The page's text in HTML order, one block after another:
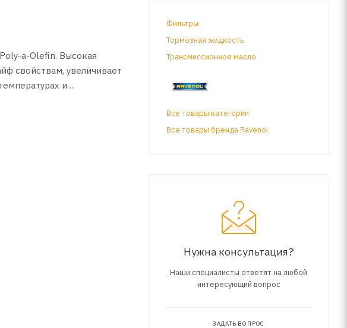
a-Olefin. Высокая
свойствам, увеличивает
и
и подвижных
Фильтры
Тормозная жидкость
Трансмиссионное масло
Все товары категории
Все товары бренда Ravenol
Нужна консультация?
Наши специалисты ответят на любой
интересующий вопрос
ЗАДАТЬ ВОПРОС